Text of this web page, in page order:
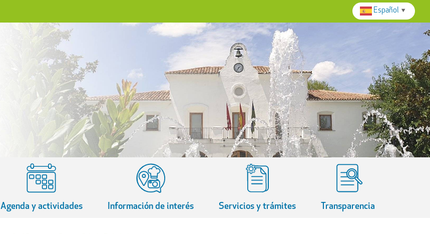
Agenda y actividades Información de interés Servicios y trámites Transparencia
Español ▼